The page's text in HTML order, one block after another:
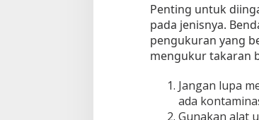
Penting untuk
pada jenisnya.
pengukuran yang
mengukur takaran
Jangan lupa
ada
Gunakan alat